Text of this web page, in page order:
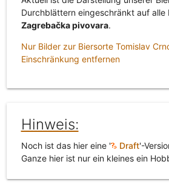
Durchblättern eingeschränkt auf alle
Zagrebačka pivovara.
Nur Bilder zur Biersorte Tomislav
Einschränkung entfernen
Hinweis:
Noch ist das hier eine ' Draft'-
Ganze hier ist nur ein kleines ein